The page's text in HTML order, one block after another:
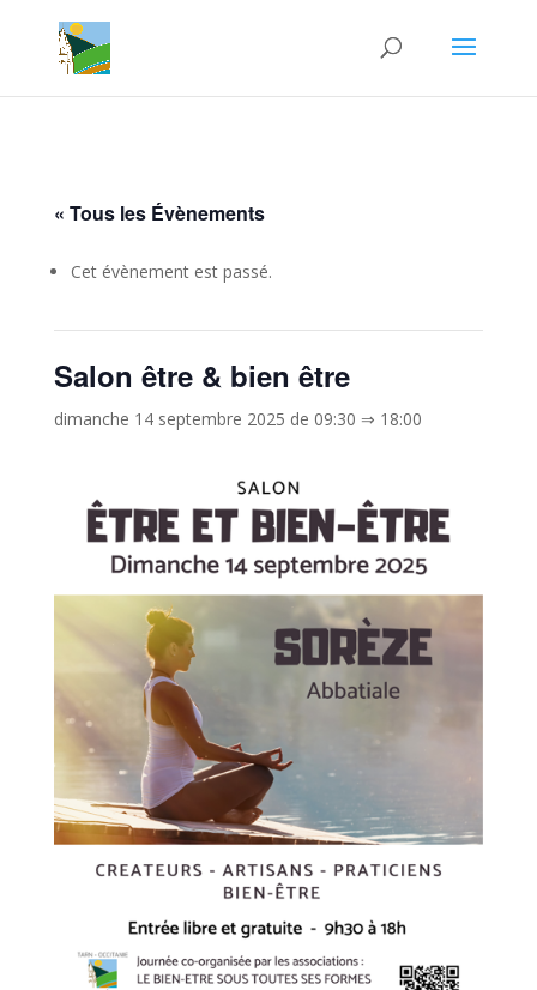
« Tous les Évènements
Cet évènement est passé.
Salon être & bien être
dimanche 14 septembre 2025 de 09:30 ⇒ 18:00